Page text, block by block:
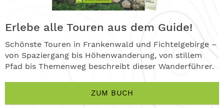
Erlebe alle Touren aus dem Guide!
Schönste Touren in Frankenwald und Fichtelgebirge –
von Spaziergang bis Höhenwanderung, von stillem
Pfad bis Themenweg beschreibt dieser Wanderführer.
ZUM BUCH